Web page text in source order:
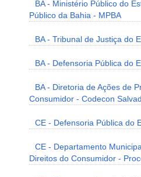
BA - Ministério Público do
Público da Bahia - MPBA
BA - Tribunal de Justiça do
BA - Defensoria Pública do
BA - Diretoria de Ações de
Consumidor - Codecon
CE - Defensoria Pública do
CE - Departamento
Direitos do Consumidor -